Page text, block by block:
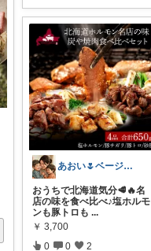
あおい🌷ベージュ好き♡時短アイテム好き
おうちで北海道気分🥩🔥名
店の味を食べ比べ♪塩ホルモ
ンも豚トロも ...
￥ 3,700
0 0 2